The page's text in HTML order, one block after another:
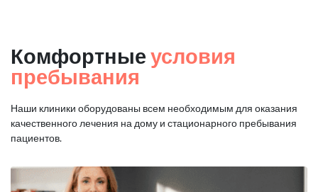
Комфортные условия
пребывания
Наши клиники оборудованы всем необходимым для оказания
качественного лечения на дому и стационарного пребывания
пациентов.